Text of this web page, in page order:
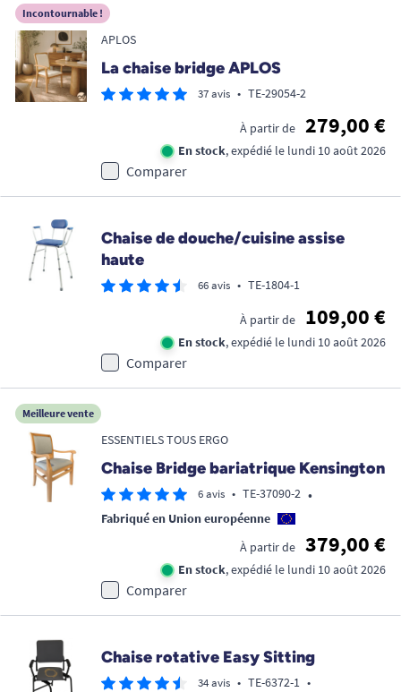
Incontournable !
APLOS
La chaise bridge APLOS
37 avis • TE-29054-2
À partir de 279,00 €
En stock, expédié le lundi 10 août 2026
Comparer
Chaise de douche/cuisine assise
haute
66 avis • TE-1804-1
À partir de 109,00 €
En stock, expédié le lundi 10 août 2026
Comparer
Meilleure vente
ESSENTIELS TOUS ERGO
Chaise Bridge bariatrique Kensington
6 avis • TE-37090-2 •
Fabriqué en Union européenne
À partir de
379,00 €
En stock, expédié le lundi 10 août 2026
Comparer
Chaise rotative Easy Sitting
34 avis • TE-6372-1 •